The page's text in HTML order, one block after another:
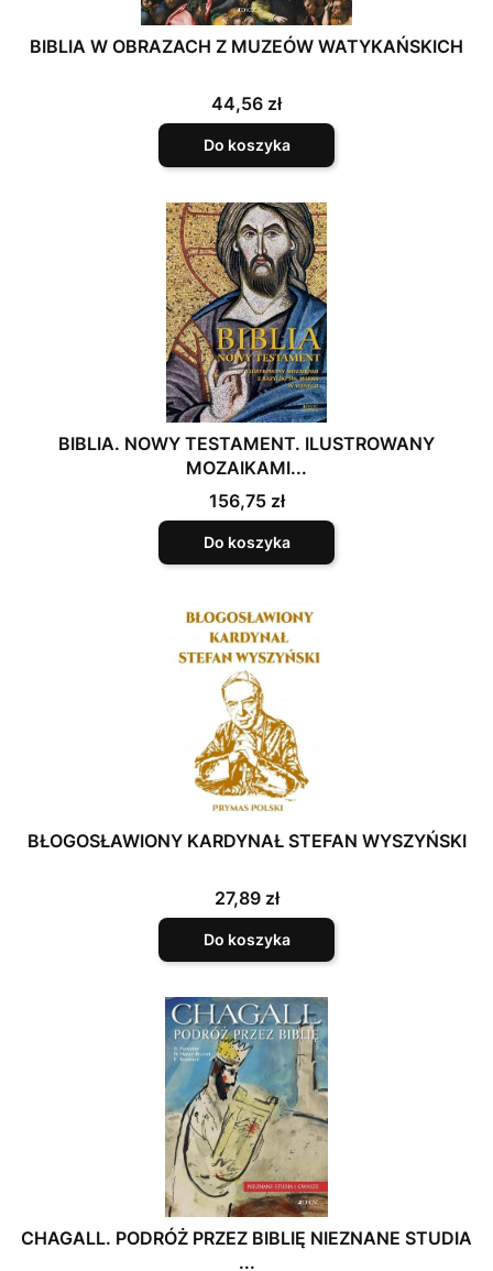
BIBLIA W OBRAZACH Z MUZEÓW WATYKAŃSKICH
Cena
44,56 zł
Do koszyka
BIBLIA. NOWY TESTAMENT. ILUSTROWANY
MOZAIKAMI...
Cena
156,75 zł
Do koszyka
BŁOGOSŁAWIONY KARDYNAŁ STEFAN WYSZYŃSKI
Cena
27,89 zł
Do koszyka
CHAGALL. PODRÓŻ PRZEZ BIBLIĘ NIEZNANE STUDIA
...